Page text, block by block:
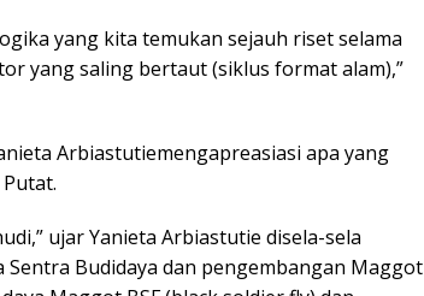
yang kita temukan sejauh riset selama
yang saling bertaut (siklus format alam),”
Arbiastutiemengapreasiasi apa yang
ujar Yanieta Arbiastutie disela-sela
Budidaya dan pengembangan Maggot